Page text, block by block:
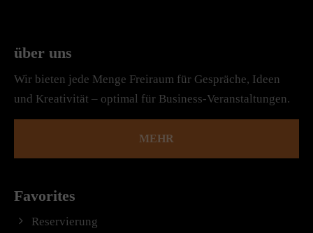
über uns
Wir bieten jede Menge Freiraum für Gespräche, Ideen
und Kreativität – optimal für Business-Veranstaltungen.
MEHR
Favorites
Reservierung